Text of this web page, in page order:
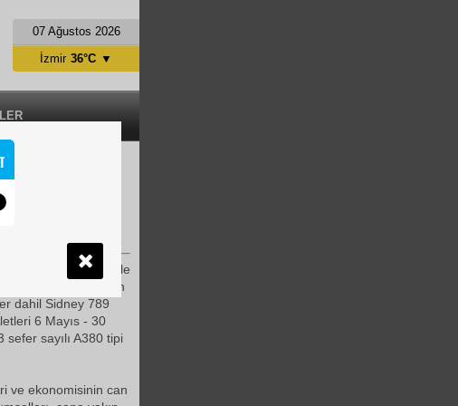
07 Ağustos 2026
İzmir 36°C ▼
sunuyor
yat
ları ile
kolay. 7 Haziran
dahil Sidney 789
6 Mayıs - 30
sefer sayılı A380 tipi
ve ekonomisinin can